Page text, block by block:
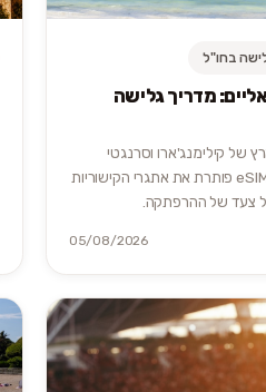
בחו"ל
מדריך גלישה
של קילימנג'ארו וסרנגטי
דורשת תכנון חכם. גלו כיצד eSIM פותרת את אתגרי הקישוריות
צעד של ההרפתקה.
05/08/2026